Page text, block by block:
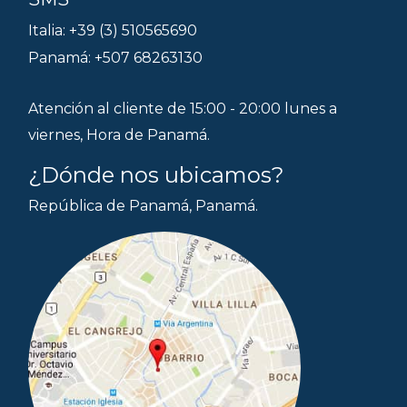
Italia: +39 (3) 510565690
Panamá: +507 68263130
Atención al cliente de 15:00 - 20:00 lunes a
viernes, Hora de Panamá.
¿Dónde nos ubicamos?
República de Panamá, Panamá.